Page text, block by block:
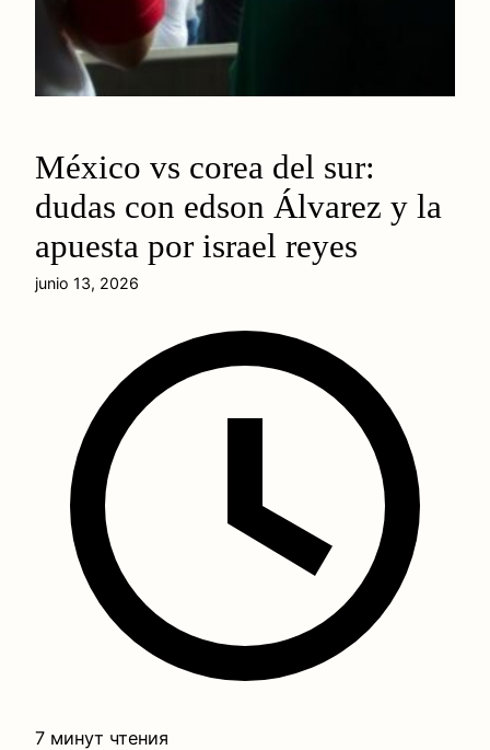
México vs corea del sur:
dudas con edson Álvarez y la
apuesta por israel reyes
junio 13, 2026
7 минут чтения